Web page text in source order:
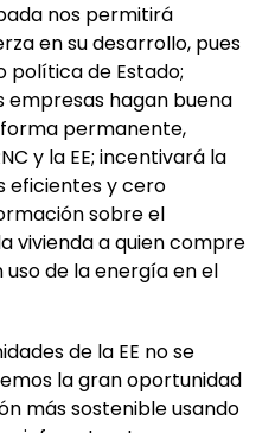
nos permitirá
en su desarrollo, pues
política de Estado;
empresas hagan buena
permanente,
y la EE; incentivará la
eficientes y cero
sobre el
vivienda a quien compre
de la energía en el
de la EE no se
la gran oportunidad
más sostenible usando